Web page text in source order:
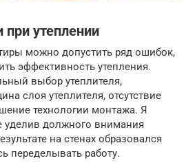
утеплении
можно допустить ряд ошибок,
эффективность утепления.
выбор утеплителя,
слоя утеплителя, отсутствие
технологии монтажа. Я
уделив должного внимания
на стенах образовался
переделывать работу.